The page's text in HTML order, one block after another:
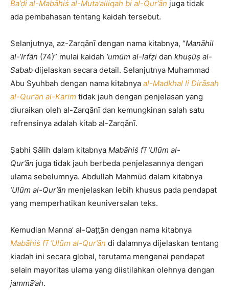
Ba’ḍi al-Mabāhiṡ al-Muta’alliqah bi al-Qur’ān juga tidak
ada pembahasan tentang kaidah tersebut.
Selanjutnya, az-Zarqānī dengan nama kitabnya, “Manāhil
al-‘Irfān (74)” mulai kaidah ‘umūm al-lafẓi dan khuṣūṣ al-
Sabab dijelaskan secara detail. Selanjutnya Muhammad
Abu Syuhbah dengan nama kitabnya al-Madkhal li Dirāsah
al-Qur’ān al-Karīm tidak jauh dengan penjelasan yang
diuraikan oleh al-Zarqānī dan kemungkinan salah satu
refrensinya adalah kitab al-Zarqānī.
Ṣabhi Ṣālih dalam kitabnya Mabāhiṡ fī ‘Ulūm al-
Qur’ān juga tidak jauh berbeda penjelasannya dengan
ulama sebelumnya. Abdullah Mahmūd dalam kitabnya
‘Ulūm al-Qur’ān menjelaskan lebih khusus pada pendapat
yang memperhatikan keuniversalan teks.
Kemudian Manna’ al-Qaṭṭān dengan nama kitabnya
Mabāhiṡ fī ‘Ulūm al-Qur’ān di dalamnya dijelaskan tentang
kiadah ini secara global, terutama mengenai pendapat
selain mayoritas ulama yang diistilahkan olehnya dengan
jammā’ah.